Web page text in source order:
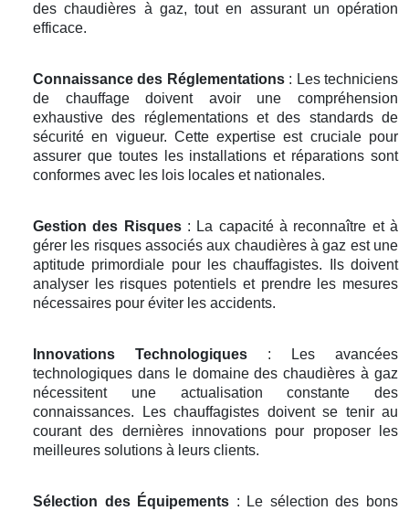
des chaudières à gaz, tout en assurant un opération
efficace.
Connaissance des Réglementations: Les techniciens
de chauffage doivent avoir une compréhension
exhaustive des réglementations et des standards de
sécurité en vigueur. Cette expertise est cruciale pour
assurer que toutes les installations et réparations sont
conformes avec les lois locales et nationales.
Gestion des Risques: La capacité à reconnaître et à
gérer les risques associés aux chaudières à gaz est une
aptitude primordiale pour les chauffagistes. Ils doivent
analyser les risques potentiels et prendre les mesures
nécessaires pour éviter les accidents.
Innovations Technologiques : Les avancées
technologiques dans le domaine des chaudières à gaz
nécessitent une actualisation constante des
connaissances. Les chauffagistes doivent se tenir au
courant des dernières innovations pour proposer les
meilleures solutions à leurs clients.
Sélection des Équipements : Le sélection des bons